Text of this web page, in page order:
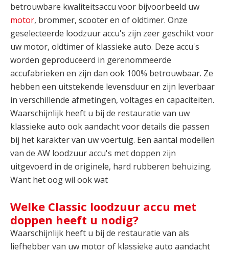
betrouwbare kwaliteitsaccu voor bijvoorbeeld uw
motor, brommer, scooter en of oldtimer. Onze
geselecteerde loodzuur accu's zijn zeer geschikt voor
uw motor, oldtimer of klassieke auto. Deze accu's
worden geproduceerd in gerenommeerde
accufabrieken en zijn dan ook 100% betrouwbaar. Ze
hebben een uitstekende levensduur en zijn leverbaar
in verschillende afmetingen, voltages en capaciteiten.
Waarschijnlijk heeft u bij de restauratie van uw
klassieke auto ook aandacht voor details die passen
bij het karakter van uw voertuig. Een aantal modellen
van de AW loodzuur accu's met doppen zijn
uitgevoerd in de originele, hard rubberen behuizing.
Want het oog wil ook wat
Welke Classic loodzuur accu met
doppen heeft u nodig?
Waarschijnlijk heeft u bij de restauratie van als
liefhebber van uw motor of klassieke auto aandacht